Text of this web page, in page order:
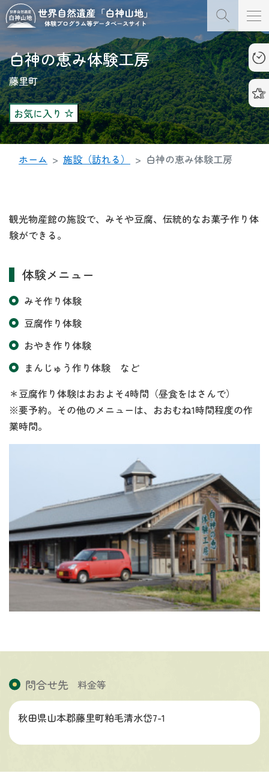
白神の恵み体験工房
藤里町
お気に入り
ホーム 施設（訪れる） 白神の恵み体験工房
観光物産館の施設で、みそや豆腐、伝統的なお菓子作り体
験ができる。
体験メニュー
みそ作り体験
豆腐作り体験
おやき作り体験
まんじゅう作り体験 など
＊豆腐作り体験はおおよそ4時間（昼食をはさんで）
※要予約。その他のメニューは、おおむね1時間程度の作
業時間。
問合せ先 料金等
秋田県山本郡藤里町粕毛清水岱7-1